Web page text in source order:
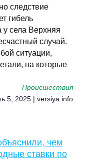
следствие
гибель
у села Верхняя
случай.
ситуации,
на которые
Происшествия
5, 2025 | versiya.info
чем
ставки по